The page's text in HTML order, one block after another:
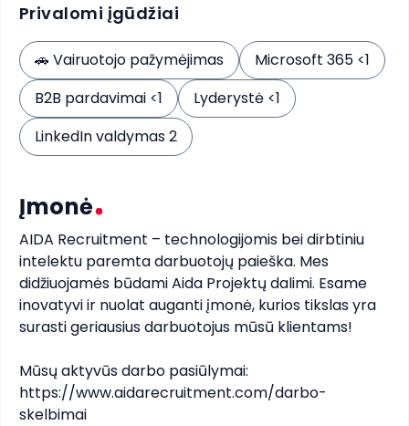
Privalomi įgūdžiai
🚗 Vairuotojo pažymėjimas
Microsoft 365 <1
B2B pardavimai <1
Lyderystė <1
LinkedIn valdymas 2
Įmonė
AIDA Recruitment – technologijomis bei dirbtiniu
intelektu paremta darbuotojų paieška. Mes
didžiuojamės būdami Aida Projektų dalimi. Esame
inovatyvi ir nuolat auganti įmonė, kurios tikslas yra
surasti geriausius darbuotojus mūsū klientams!
Mūsų aktyvūs darbo pasiūlymai:
https://www.aidarecruitment.com/darbo-
skelbimai